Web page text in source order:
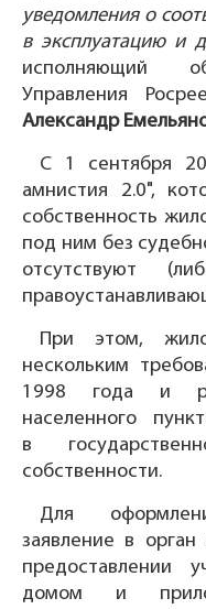
уведомления о
в эксплуатацию и
исполняющий
Управления
Александр
С 1 сентября
амнистия 2.0",
собственность
под ним без
отсутствуют
При этом,
нескольким
1998 года и
населенного
в
собственности.
Для
заявление в
предоставлении
домом и